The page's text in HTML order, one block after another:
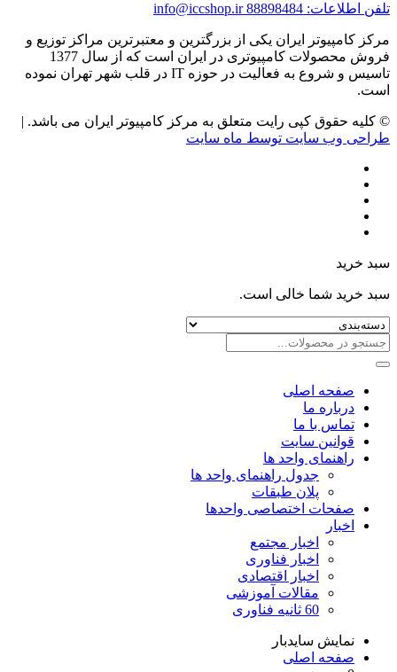
تلفن اطلاعات: 88898484 info@iccshop.ir
مرکز کامپیوتر ایران یکی از بزرگترین و معتبرترین مراکز توزیع و
فروش محصولات کامپیوتری در ایران است که از سال 1377
تاسیس و شروع به فعالیت در حوزه IT در قلب شهر تهران نموده
است.
© کلیه حقوق کپی رایت متعلق به مرکز کامپیوتر ایران می باشد. |
طراحی وب سایت توسط ماه سایت
سبد خرید
سبد خرید شما خالی است.
صفحه اصلی
درباره ما
تماس با ما
قوانین سایت
راهنمای واحد ها
جدول راهنمای واحد ها
پلان طبقات
صفحات اختصاصی واحدها
اخبار
اخبار مجتمع
اخبار فناوری
اخبار اقتصادی
مقالات آموزشی
60 ثانیه فناوری
نمایش سایدبار
صفحه اصلی